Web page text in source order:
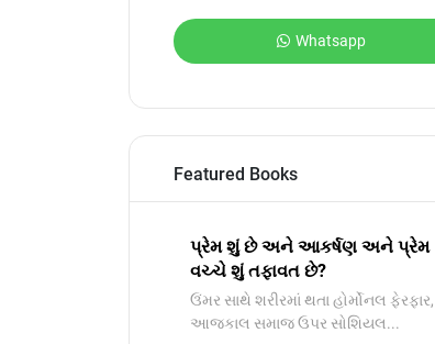
Whatsapp
Featured Books
પ્રેમ શું છે અને આકર્ષણ અને પ્રેમ
વચ્ચે શું તફાવત છે?
ઉંમર સાથે શરીરમાં થતા હોર્મોનલ ફેરફાર,
આજકાલ સમાજ ઉપર સોશિયલ...